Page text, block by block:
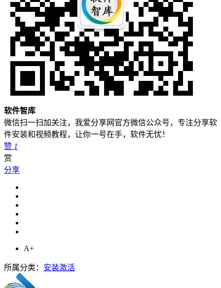
软件智库
微信扫一扫加关注，我爱分享网官方微信公众号，专注分享软
件安装和视频教程，让你一号在手，软件无忧！
赞 1
赏
分享
A+
所属分类： 安装激活